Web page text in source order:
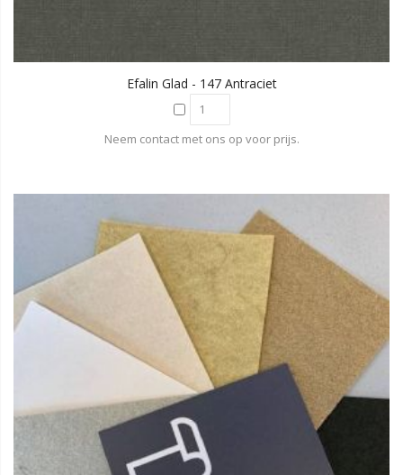
Efalin Glad - 147 Antraciet
Neem contact met ons op voor prijs.